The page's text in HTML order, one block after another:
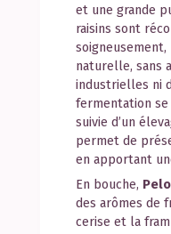
et une grande
raisins sont
soigneusement,
naturelle, sans
industrielles ni
fermentation se
suivie d’un
permet de
en apportant
En bouche, Pelo
des arômes de
cerise et la